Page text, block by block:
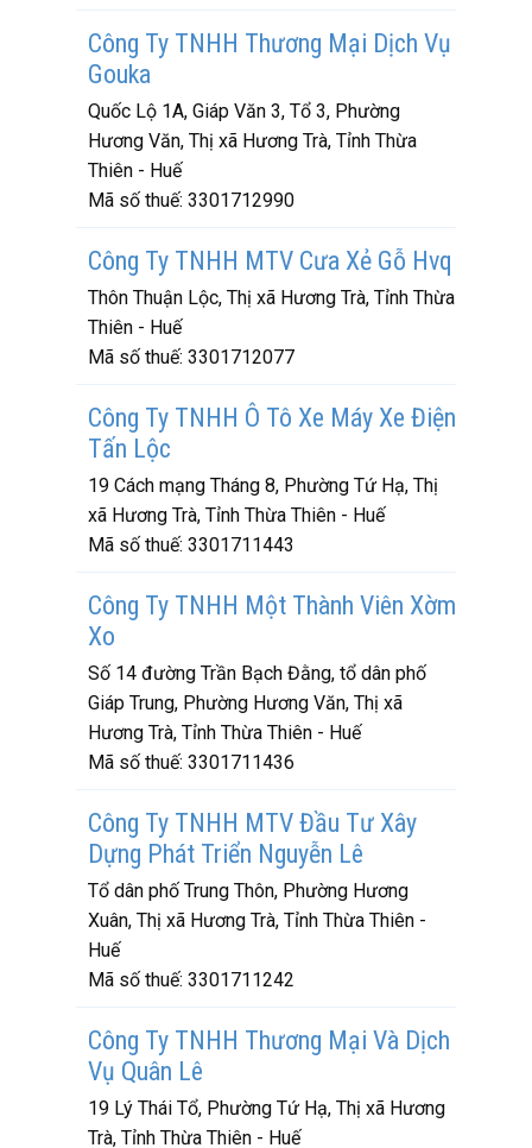
Công Ty TNHH Thương Mại Dịch Vụ
Gouka
Quốc Lộ 1A, Giáp Văn 3, Tổ 3, Phường
Hương Văn, Thị xã Hương Trà, Tỉnh Thừa
Thiên - Huế
Mã số thuế: 3301712990
Công Ty TNHH MTV Cưa Xẻ Gỗ Hvq
Thôn Thuận Lộc, Thị xã Hương Trà, Tỉnh Thừa
Thiên - Huế
Mã số thuế: 3301712077
Công Ty TNHH Ô Tô Xe Máy Xe Điện
Tấn Lộc
19 Cách mạng Tháng 8, Phường Tứ Hạ, Thị
xã Hương Trà, Tỉnh Thừa Thiên - Huế
Mã số thuế: 3301711443
Công Ty TNHH Một Thành Viên Xờm
Xo
Số 14 đường Trần Bạch Đằng, tổ dân phố
Giáp Trung, Phường Hương Văn, Thị xã
Hương Trà, Tỉnh Thừa Thiên - Huế
Mã số thuế: 3301711436
Công Ty TNHH MTV Đầu Tư Xây
Dựng Phát Triển Nguyễn Lê
Tổ dân phố Trung Thôn, Phường Hương
Xuân, Thị xã Hương Trà, Tỉnh Thừa Thiên -
Huế
Mã số thuế: 3301711242
Công Ty TNHH Thương Mại Và Dịch
Vụ Quân Lê
19 Lý Thái Tổ, Phường Tứ Hạ, Thị xã Hương
Trà, Tỉnh Thừa Thiên - Huế